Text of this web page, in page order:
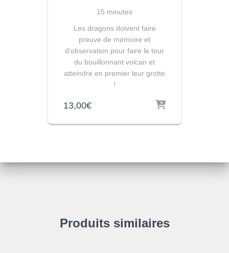
15 minutes
Les dragons doivent faire
preuve de mémoire et
d’observation pour faire le tour
du bouillonnant volcan et
atteindre en premier leur grotte
!
13,00€
Produits similaires